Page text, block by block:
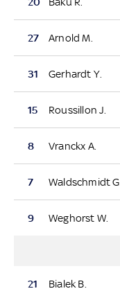
27 Arnold M.
31 Gerhardt Y.
15 Roussillon J.
8 Vranckx A.
7 Waldschmidt G.
9 Weghorst W.
21 Bialek B.